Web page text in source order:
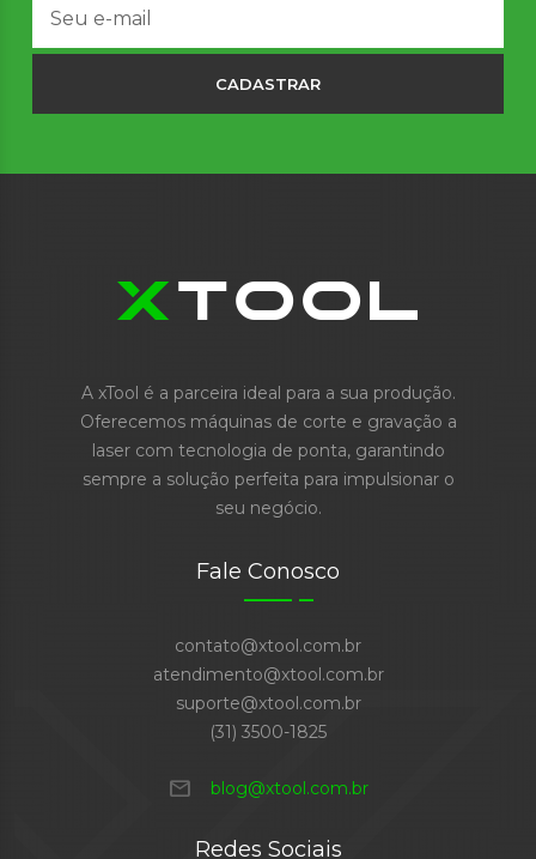
CADASTRAR
A xTool é a parceira ideal para a sua produção.
Oferecemos máquinas de corte e gravação a
laser com tecnologia de ponta, garantindo
sempre a solução perfeita para impulsionar o
seu negócio.
Fale Conosco
contato@xtool.com.br
atendimento@xtool.com.br
suporte@xtool.com.br
(31) 3500-1825
mail blog@xtool.com.br
Redes Sociais